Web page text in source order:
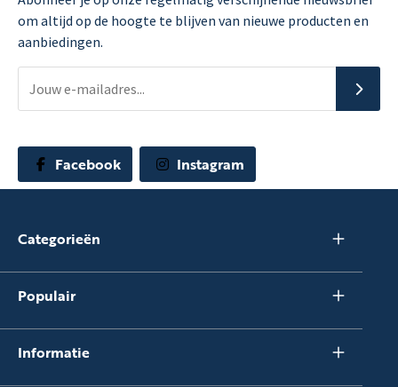
om altijd op de hoogte te blijven van nieuwe producten en
aanbiedingen.
Facebook Instagram
Categorieën
Populair
Informatie